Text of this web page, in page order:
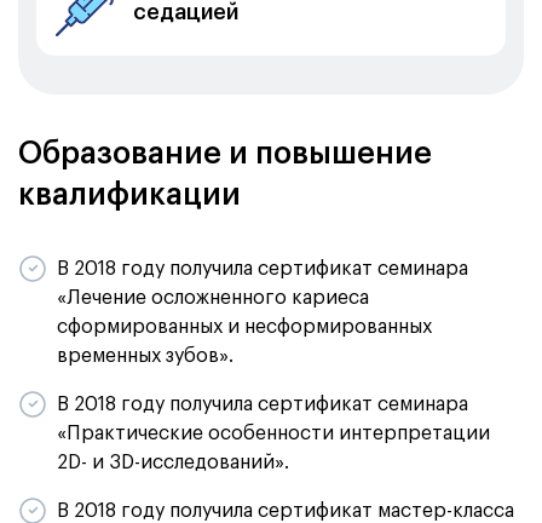
седацией
Образование и повышение
квалификации
В 2018 году получила сертификат семинара
«Лечение осложненного кариеса
сформированных и несформированных
временных зубов».
В 2018 году получила сертификат семинара
«Практические особенности интерпретации
2D- и 3D-исследований».
В 2018 году получила сертификат мастер-класса